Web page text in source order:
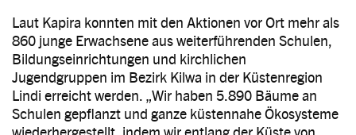
Laut Kapira konnten mit den Aktionen vor Ort mehr als
860 junge Erwachsene aus weiterführenden Schulen,
Bildungseinrichtungen und kirchlichen
Jugendgruppen im Bezirk Kilwa in der Küstenregion
Lindi erreicht werden. „Wir haben 5.890 Bäume an
Schulen gepflanzt und ganze küstennahe Ökosysteme